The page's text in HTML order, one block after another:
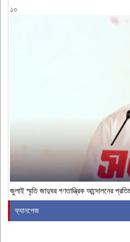
১০
জুলাই স্মৃতি জাদুঘর গণতান্ত্রিক আন্দোলনের
ফ্যানপেজ